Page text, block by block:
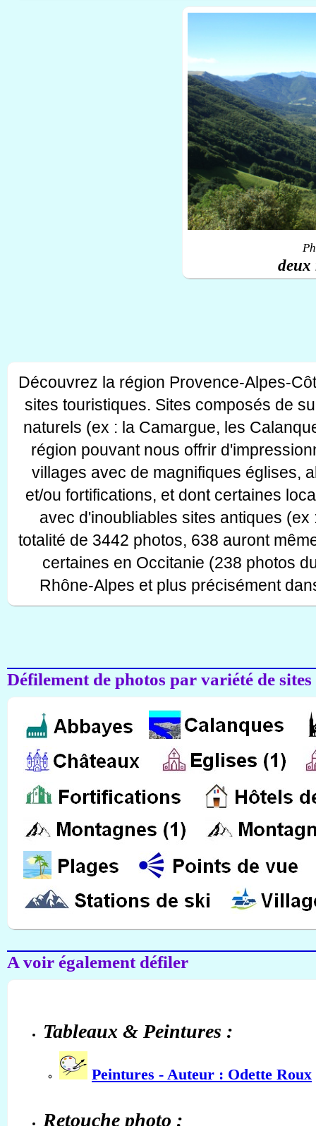
deux
Découvrez la région Provence-Alpes-
sites touristiques. Sites composés de
naturels (ex : la Camargue, les
région pouvant nous offrir
villages avec de magnifiques églises,
et/ou fortifications, et dont certaines
avec d'inoubliables sites antiques
totalité de 3442 photos, 638 auront
certaines en Occitanie (238 photos
Rhône-Alpes et plus précisément
Défilement de photos par variété de
A voir également défiler
Tableaux & Peintures :
Peintures - Auteur : Odette Roux
Retouche photo :